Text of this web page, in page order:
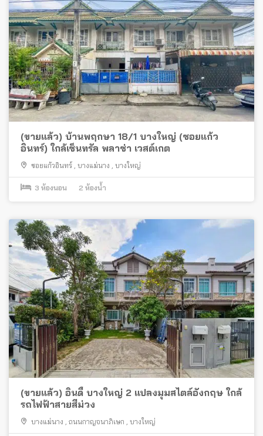
(ขายแล้ว) บ้านพฤกษา 18/1 บางใหญ่ (ซอยแก้ว
อินทร์) ใกล้เซ็นทรัล พลาซ่า เวสต์เกต
ซอยแก้วอินทร์ , บางแม่นาง , บางใหญ่
3 ห้องนอน 2 ห้องน้ำ
(ขายแล้ว) อินดี้ บางใหญ่ 2 แปลงมุมสไตล์อังกฤษ ใกล้
รถไฟฟ้าสายสีม่วง
บางแม่นาง , ถนนกาญจนาภิเษก , บางใหญ่